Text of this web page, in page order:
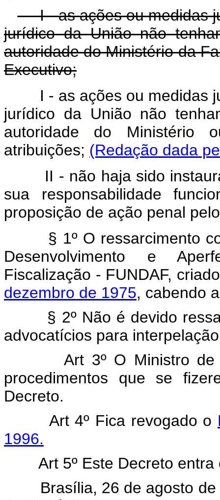
I - as ações ou medidas
jurídico da União não
autoridade do Ministério da
Executivo;
I - as ações ou medidas
jurídico da União não
autoridade do Ministério
atribuições; (Redação dada
II - não haja sido
sua responsabilidade
proposição de ação penal
§ 1º O ressarcimento
Desenvolvimento e
Fiscalização - FUNDAF,
dezembro de 1975, cabendo
§ 2º Não é devido
advocatícios para
Art 3º O Ministro de
procedimentos que se
Decreto.
Art 4º Fica revogado o
1996.
Art 5º Este Decreto entra
Brasília, 26 de agosto de